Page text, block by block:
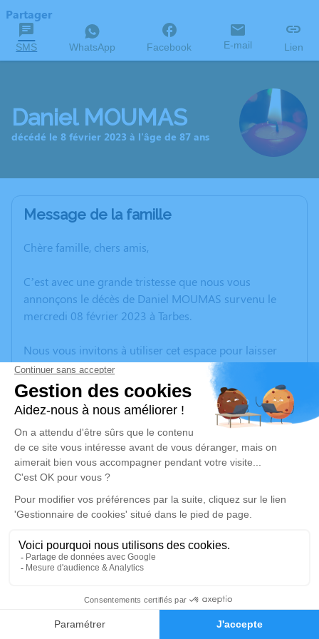
Faire-part Hommages
Partager
SMS WhatsApp Facebook E-mail Lien
Daniel MOUMAS
décédé le 8 février 2023 à l'âge de 87 ans
Message de la famille
Chère famille, chers amis,
C’est avec une grande tristesse que nous vous
annonçons le décès de Daniel MOUMAS survenu le
mercredi 08 février 2023 à Tarbes.
Nous vous invitons à utiliser cet espace pour laisser
vos condoléances, partager des photos souvenirs, une
anecdote ou exprimer vos pensées à travers des
poèmes ou des textes. Cet endroit est un lieu
d'expression dédié à honorer la mémoire de Daniel
MOUMAS.
Un service de plantation d’arbre hommage est
disponible ici.
Je rends hommage
Cérémonie religieuse
Église de Madiran
65700 Madiran